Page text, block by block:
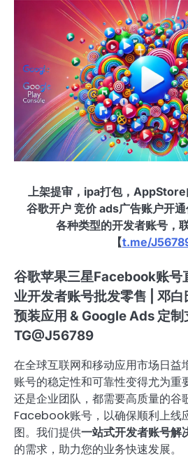
上架提审，ipa打包，
谷歌开户 竞价 ads广告账户开
各种类型的开发者账号，
【t.me/
谷歌苹果三星Facebook账号
业开发者账号批发零售 | 邓白
预装应用 & Google Ads 定
TG@J56789
在全球互联网和移动应用市场日益
账号的稳定性和可靠性变得尤为重
还是企业团队，都需要高质量的谷
Facebook账号，以确保顺利上线
图。我们提供一站式开发者账号解
的需求，助力您的业务快速发展。